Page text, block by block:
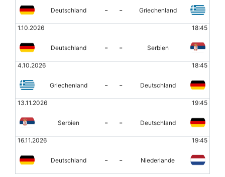
Deutschland - - Griechenland
1.10.2026 18:45
Deutschland - - Serbien
4.10.2026 18:45
Griechenland - - Deutschland
13.11.2026 19:45
Serbien - - Deutschland
16.11.2026 19:45
Deutschland - - Niederlande